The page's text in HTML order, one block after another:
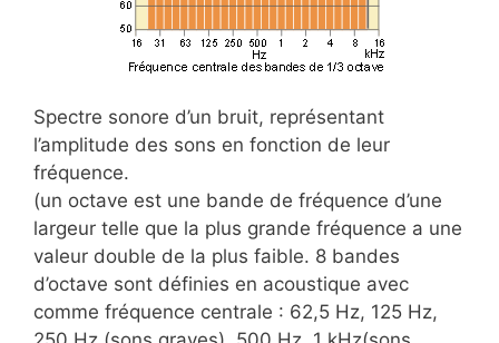
Spectre sonore d’un bruit, représentant
l’amplitude des sons en fonction de leur
fréquence.
(un octave est une bande de fréquence d’une
largeur telle que la plus grande fréquence a une
valeur double de la plus faible. 8 bandes
d’octave sont définies en acoustique avec
comme fréquence centrale : 62,5 Hz, 125 Hz,